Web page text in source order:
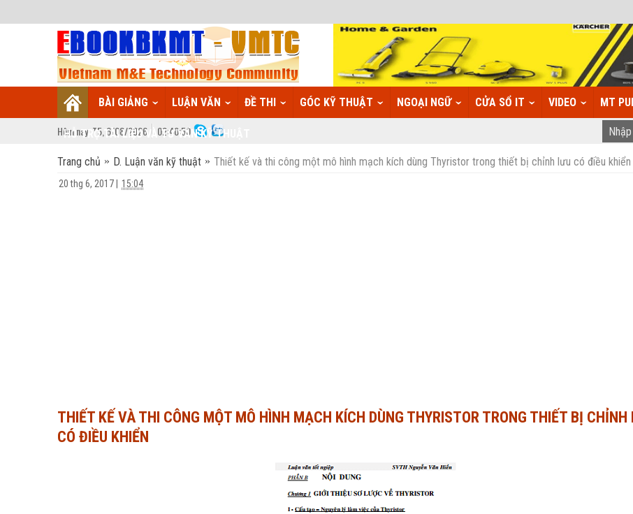
BÀI GIẢNG LUẬN VĂN ĐỀ THI GÓC KỸ THUẬT NGOẠI NGỮ CỬA SỔ IT VIDEO MT
HỖ TRỢ TÀI LIỆU VÀ TƯ VẤN KỸ THUẬT
Hôm nay: T5, 6/08/2026 02:40:51
Trang chủ D. Luận văn kỹ thuật Thiết kế và thi công một mô hình mạch kích dùng Thyristor trong thiết bị chỉnh lưu có điều khiển
20 thg 6, 2017 15:04
THIẾT KẾ VÀ THI CÔNG MỘT MÔ HÌNH MẠCH KÍCH DÙNG THYRISTOR TRONG THIẾT BỊ CHỈNH
CÓ ĐIỀU KHIỂN